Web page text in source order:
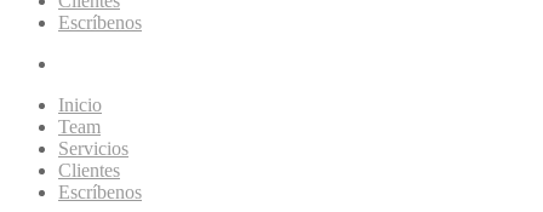
Escríbenos
Inicio
Team
Servicios
Clientes
Escríbenos